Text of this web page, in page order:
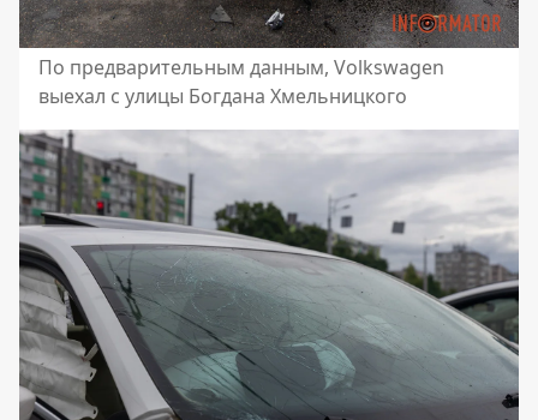
По предварительным данным, Volkswagen
выехал с улицы Богдана Хмельницкого